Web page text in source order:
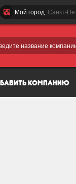
название
Мой город: Санкт-
компанию